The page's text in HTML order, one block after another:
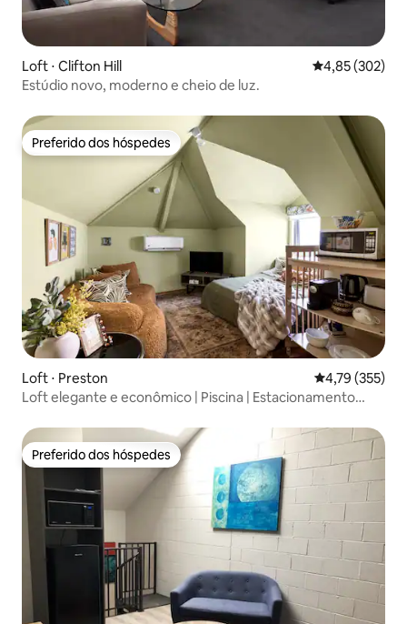
Loft ⋅ Clifton Hill 4,85 de uma
4,85 (302)
Estúdio novo, moderno e cheio de luz.
Preferido dos hóspedes
Preferido dos hóspedes
Loft ⋅ Preston 4,79 de uma
4,79 (355)
Loft elegante e econômico | Piscina | Estacionamento
Preferido dos hóspedes
Preferido dos hóspedes